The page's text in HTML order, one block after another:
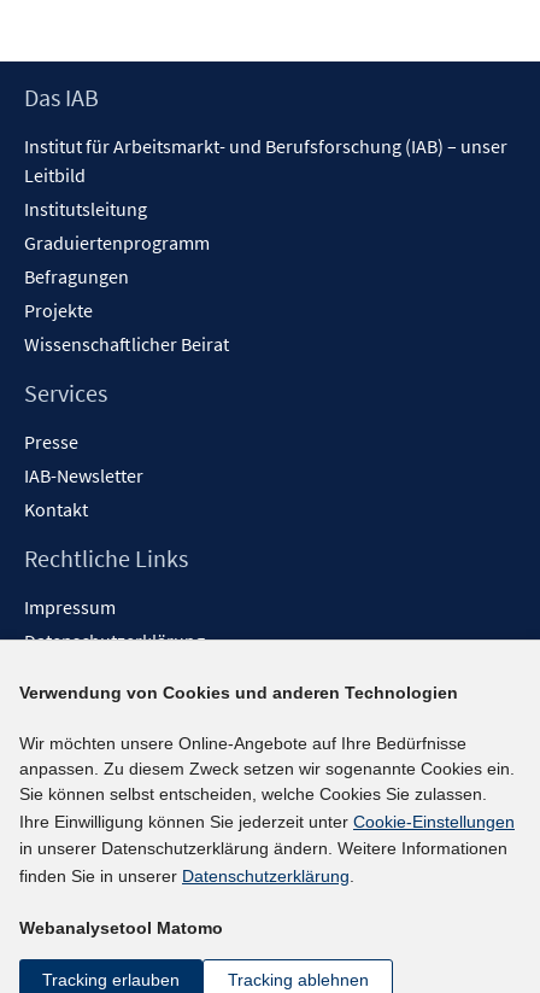
Footer
Das IAB
Institut für Arbeitsmarkt- und Berufsforschung (IAB) – unser
Leitbild
Institutsleitung
Graduiertenprogramm
Befragungen
Projekte
Wissenschaftlicher Beirat
Services
Presse
IAB-Newsletter
Kontakt
Rechtliche Links
Impressum
Datenschutzerklärung
Barrieren melden
Social-Media-Kanäle
BlueSky
YouTube
LinkedIn
kununu
Netiquette
Verwendung von Cookies und anderen Technologien
Wir möchten unsere Online-Angebote auf Ihre Bedürfnisse
anpassen. Zu diesem Zweck setzen wir sogenannte Cookies ein.
Sie können selbst entscheiden, welche Cookies Sie zulassen.
Ihre Einwilligung können Sie jederzeit unter Cookie-Einstellungen
in unserer Datenschutzerklärung ändern. Weitere Informationen
finden Sie in unserer Datenschutzerklärung.
Webanalysetool Matomo
Tracking erlauben Tracking ablehnen